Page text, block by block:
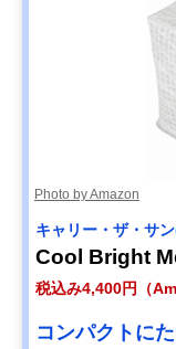
Photo by Amazon
キャリー・ザ・サ
Cool Bright
税込み4,400円（
コンパクトに